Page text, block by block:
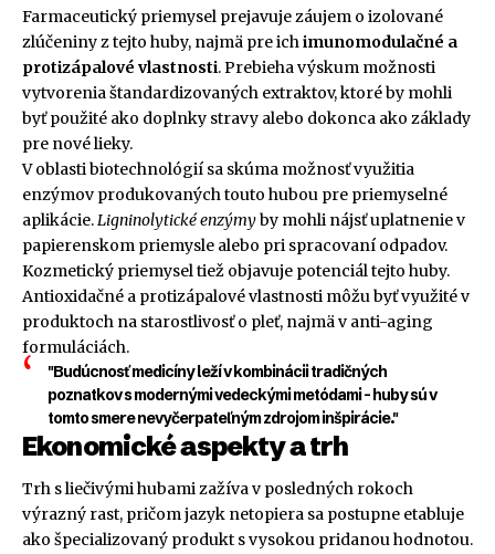
Farmaceutický priemysel prejavuje záujem o izolované
zlúčeniny z tejto huby, najmä pre ichimunomodulačné a
protizápalové vlastnosti. Prebieha výskum možnosti
vytvorenia štandardizovaných extraktov, ktoré by mohli
byť použité ako doplnky stravy alebo dokonca ako základy
pre nové lieky.
V oblasti biotechnológií sa skúma možnosť využitia
enzýmov produkovaných touto hubou pre priemyselné
aplikácie.Ligninolytické enzýmyby mohli nájsť uplatnenie v
papierenskom priemysle alebo pri spracovaní odpadov.
Kozmetický priemysel tiež objavuje potenciál tejto huby.
Antioxidačné a protizápalové vlastnosti môžu byť využité v
produktoch na starostlivosť o pleť, najmä v anti-aging
formuláciách.
"Budúcnosť medicíny leží v kombinácii tradičných
poznatkov s modernými vedeckými metódami – huby sú v
tomto smere nevyčerpateľným zdrojom inšpirácie."
Ekonomické aspekty a trh
Trh s liečivými hubami zažíva v posledných rokoch
výrazný rast, pričom jazyk netopiera sa postupne etabluje
ako špecializovaný produkt s vysokou pridanou hodnotou.